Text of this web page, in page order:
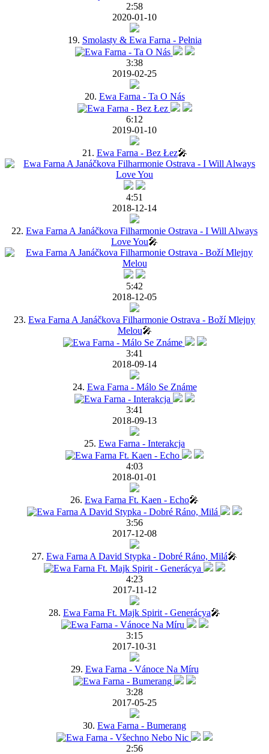
2:58
2020-01-10
19. Smolasty & Ewa Farna - Pełnia
3:38
2019-02-25
20. Ewa Farna - Ta O Nás
6:12
2019-01-10
21. Ewa Farna - Bez Łez🎤
4:51
2018-12-14
22. Ewa Farna A Janáčkova Filharmonie Ostrava - I Will Always
Love You🎤
5:42
2018-12-05
23. Ewa Farna A Janáčkova Filharmonie Ostrava - Boží Mlejny
Melou🎤
3:41
2018-09-14
24. Ewa Farna - Málo Se Známe
3:41
2018-09-13
25. Ewa Farna - Interakcja
4:03
2018-01-01
26. Ewa Farna Ft. Kaen - Echo🎤
3:56
2017-12-08
27. Ewa Farna A David Stypka - Dobré Ráno, Milá🎤
4:23
2017-11-12
28. Ewa Farna Ft. Majk Spirit - Generácya🎤
3:15
2017-10-31
29. Ewa Farna - Vánoce Na Míru
3:28
2017-05-25
30. Ewa Farna - Bumerang
2:56